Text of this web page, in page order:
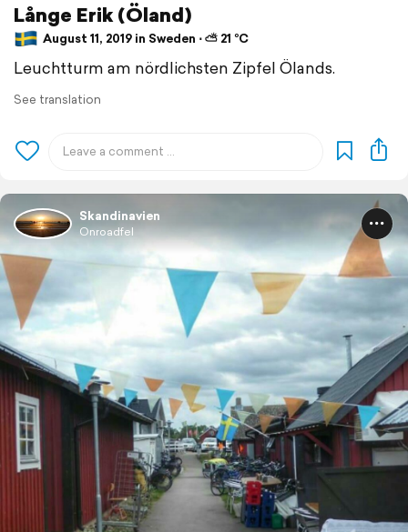
Långe Erik (Öland)
August 11, 2019 in Sweden ⋅ ⛅ 21 °C
Leuchtturm am nördlichsten Zipfel Ölands.
See translation
Skandinavien
Onroadfel